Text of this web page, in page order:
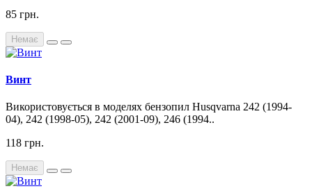
85 грн.
Немає
Винт
Використовується в моделях бензопил Husqvarna 242 (1994-
04), 242 (1998-05), 242 (2001-09), 246 (1994..
118 грн.
Немає